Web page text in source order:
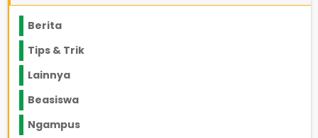
Berita
Tips & Trik
Lainnya
Beasiswa
Ngampus